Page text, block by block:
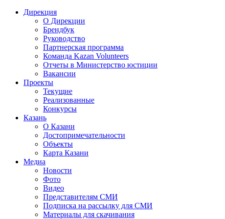
Дирекция
О Дирекции
Брендбук
Руководство
Партнерская программа
Команда Kazan Volunteers
Отчеты в Министерство юстиции
Вакансии
Проекты
Текущие
Реализованные
Конкурсы
Казань
О Казани
Достопримечательноcти
Объекты
Карта Казани
Медиа
Новости
Фото
Видео
Представителям СМИ
Подписка на рассылку для СМИ
Материалы для скачивания